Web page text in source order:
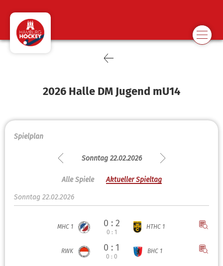
2026 Halle DM Jugend mU14
Spielplan
Sonntag 22.02.2026
Alle Spiele Aktueller Spieltag
Sonntag 22.02.2026
MHC 1 0 : 2
0 : 1
HTHC 1
RWK 0 : 1
0 : 0
BHC 1